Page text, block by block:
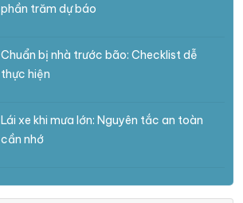
phần trăm dự báo
Chuẩn bị nhà trước bão: Checklist dễ
thực hiện
Lái xe khi mưa lớn: Nguyên tắc an toàn
cần nhớ